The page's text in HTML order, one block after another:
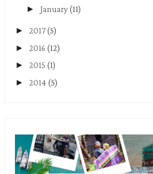
► January (11)
► 2017 (5)
► 2016 (12)
► 2015 (1)
► 2014 (5)